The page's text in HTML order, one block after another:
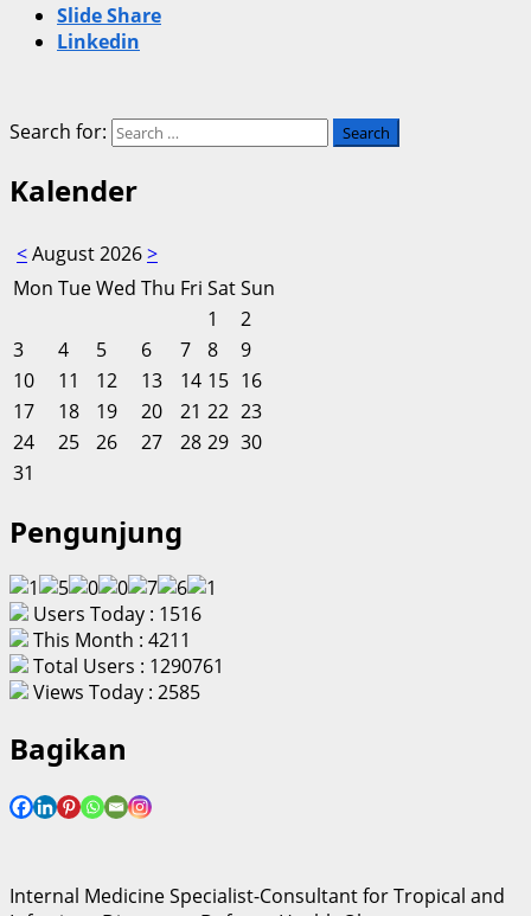
Slide Share
Linkedin
Search for:
Kalender
<August 2026>
Mon TueWed Thu Fri SatSun
1
2
3
4 5 6 7 8
9
10
11 12 13 14 15 16
17
18 19 20 21 22 23
24
25 26 27 28 29 30
31
Pengunjung
Users Today : 1516
This Month : 4211
Total Users : 1290761
Views Today : 2585
Bagikan
Internal Medicine Specialist-Consultant for Tropical and